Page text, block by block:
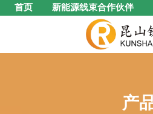
首页 新能源线束合作伙伴
产